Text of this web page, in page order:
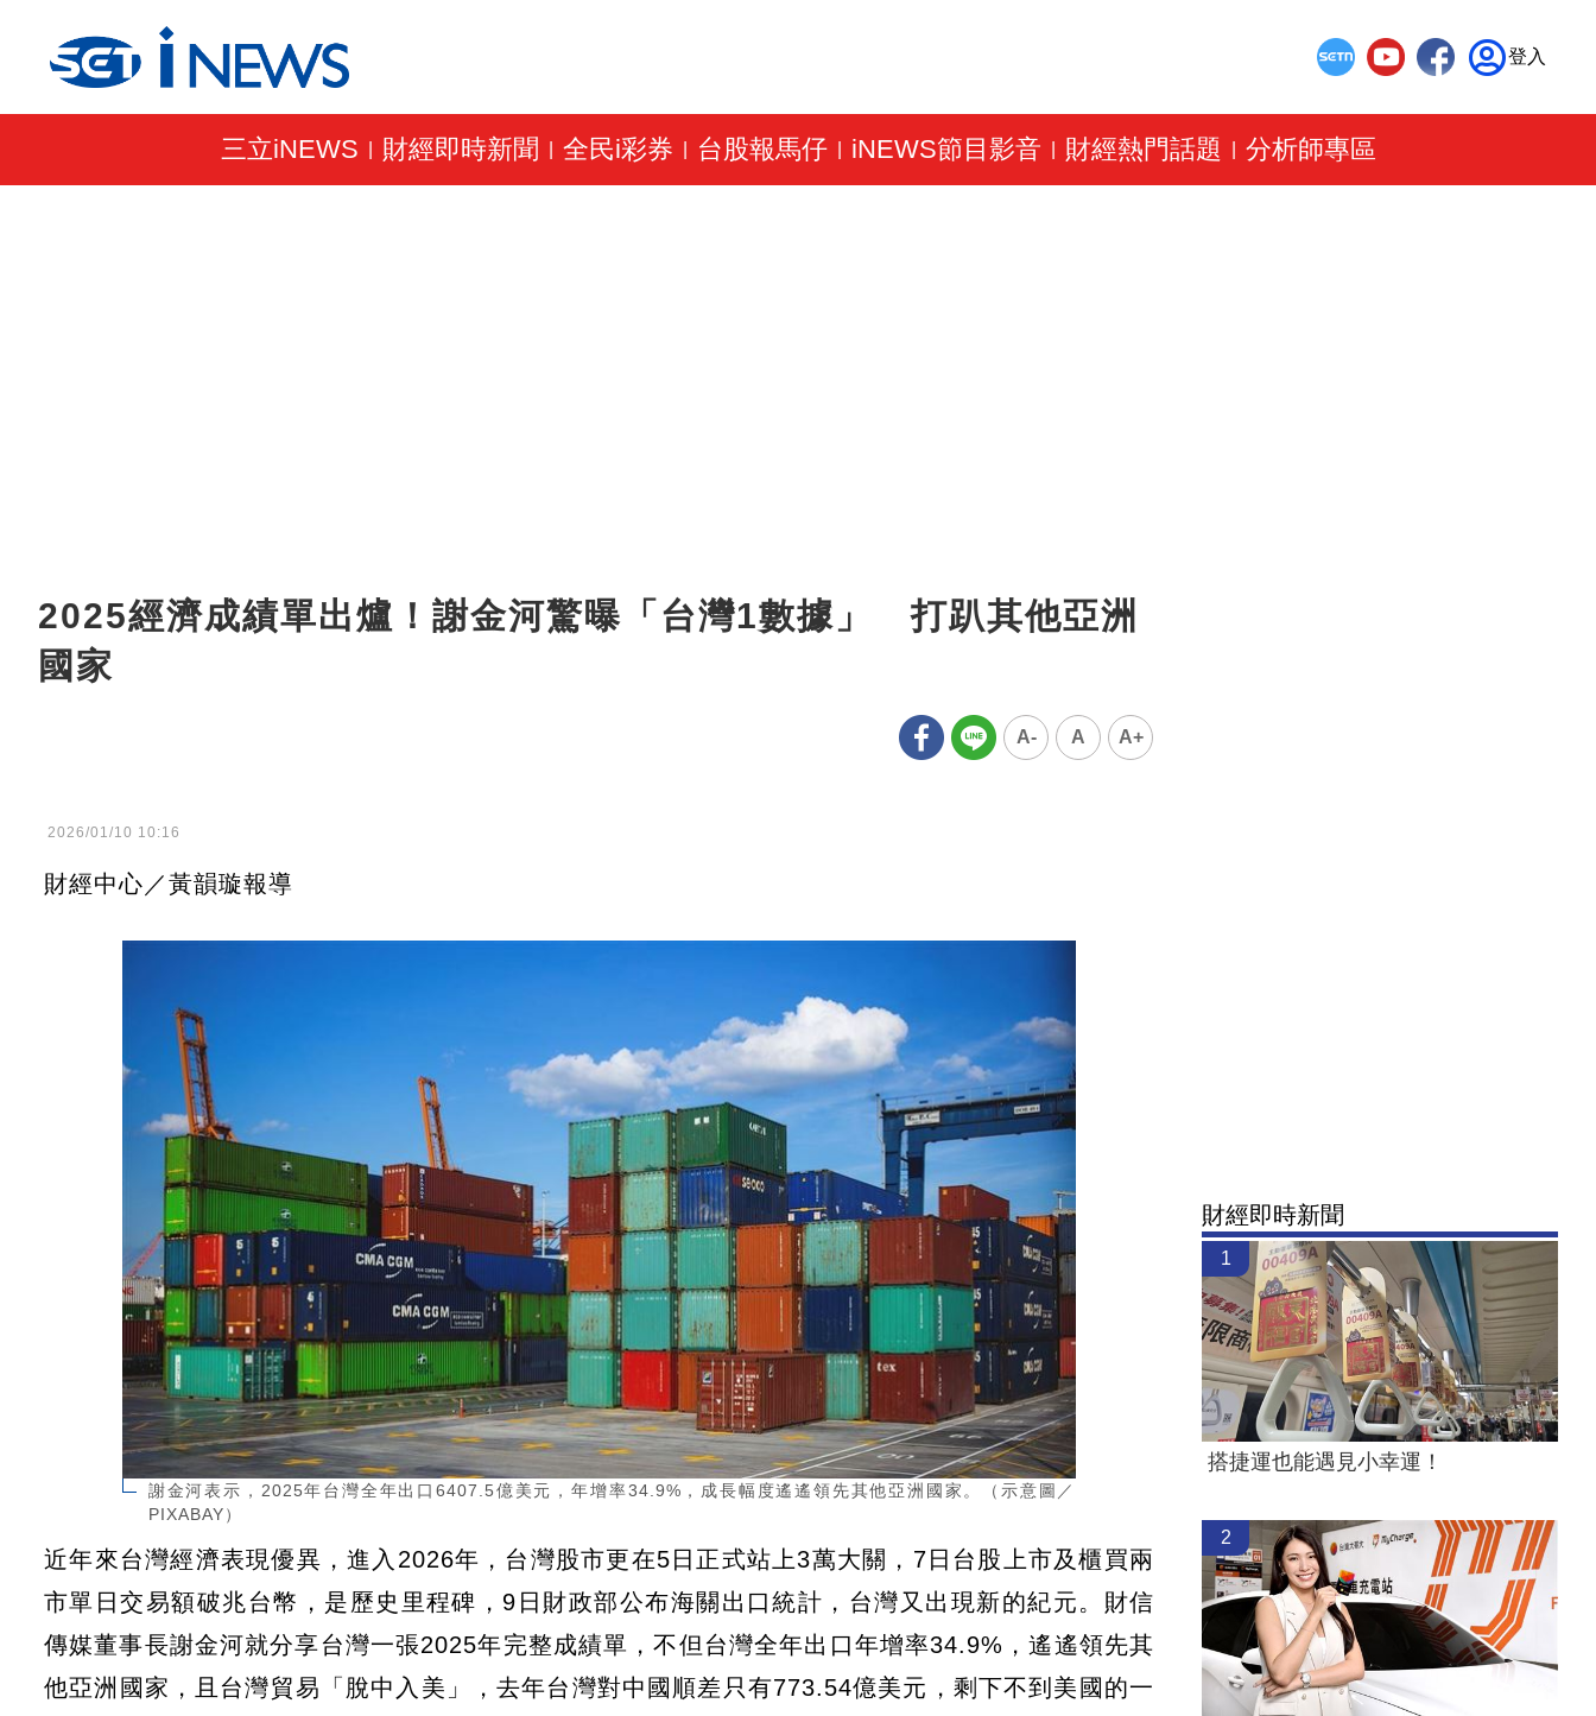
登入
三立iNEWS 財經即時新聞 全民i彩券 台股報馬仔| iNEWS節目影音 財經熱門話題 分析師專區
2025經濟成績單出爐！謝金河驚曝「台灣1數據」 打趴其他亞洲
國家
A- A A+
2026/01/10 10:16
財經中心／黃韻璇報導
謝金河表示，2025年台灣全年出口6407.5億美元，年增率34.9%，成長幅度遙遙領先其他亞洲國家。（示意圖／
PIXABAY）
近年來台灣經濟表現優異，進入2026年，台灣股市更在5日正式站上3萬大關，7日台股上市及櫃買兩
市單日交易額破兆台幣，是歷史里程碑，9日財政部公布海關出口統計，台灣又出現新的紀元。財信
傳媒董事長謝金河就分享台灣一張2025年完整成績單，不但台灣全年出口年增率34.9%，遙遙領先其
他亞洲國家，且台灣貿易「脫中入美」，去年台灣對中國順差只有773.54億美元，剩下不到美國的一
財經即時新聞
1
搭捷運也能遇見小幸運！
2